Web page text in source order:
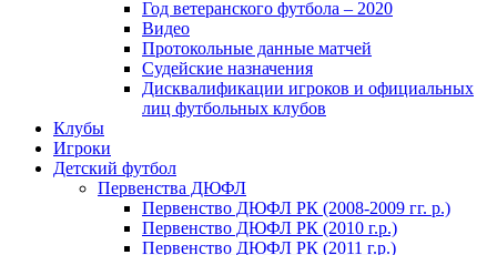
Год ветеранского футбола – 2020
Видео
Протокольные данные матчей
Судейские назначения
Дисквалификации игроков и официальных
лиц футбольных клубов
Клубы
Игроки
Детский футбол
Первенства ДЮФЛ
Первенство ДЮФЛ РК (2008-2009 гг. р.)
Первенство ДЮФЛ РК (2010 г.р.)
Первенство ДЮФЛ РК (2011 г.р.)